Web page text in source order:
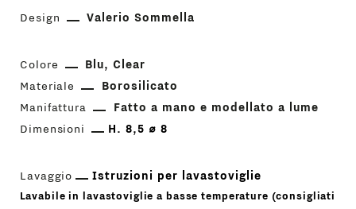
Design
Valerio Sommella
Colore Blu
Clear
Materiale
Borosilicato
Manifattura
Fatto a mano e modellato a lume
Dimensioni
H. 8,5 ⌀ 8
Lavaggio Istruzioni per lavastoviglie
Lavabile in lavastoviglie a basse temperature (consigliati